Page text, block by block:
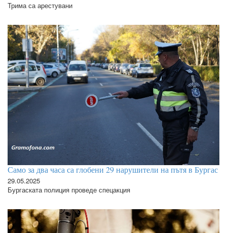
Трима са арестувани
Само за два часа са глобени 29 нарушители на пътя в Бургас
29.05.2025
Бургаската полиция проведе спецакция